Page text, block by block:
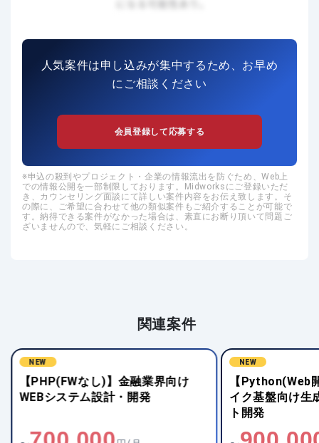
人気案件は申し込みが集中するため、お早め
にご相談ください
会員登録して応募する
申込の殺到やプロジェクト・企業の情報流出を防ぐため、Web上
での情報公開を一部制限しております。Midworksにご登録いただ
き、カウンセリング面談にて詳しい案件内容をお伝え致します。そ
の際に、ご希望に合わせて他の類似案件もご紹介することが可能で
す。納得できる案件がなかった場合は、素直にお断り頂いて問題ご
ざいませんので、気軽にご相談ください。
関連案件
NEW
【PHP(FWなし)】金融業界向け
WEBシステム設計・開発
NEW
【Python(Web
イク基盤向け生
ト開発